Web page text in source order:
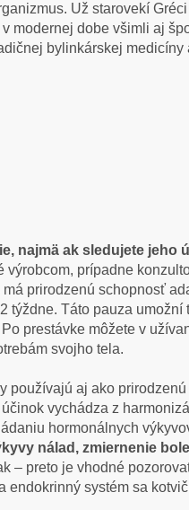
Už starovekí
modernej dobe všimli aj
bylinkárskej
najmä ak sledujete
prípadne
prirodzenú schopnosť
Táto pauza umožní
prestávke môžete v
svojho tela.
používajú aj ako
vychádza z
hormonálnych
nálad, zmiernenie
– preto je vhodné
systém sa